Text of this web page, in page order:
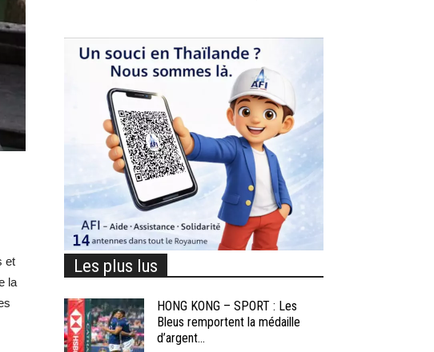
et
la
Les plus lus
HONG KONG – SPORT : Les
Bleus remportent la médaille
d’argent...